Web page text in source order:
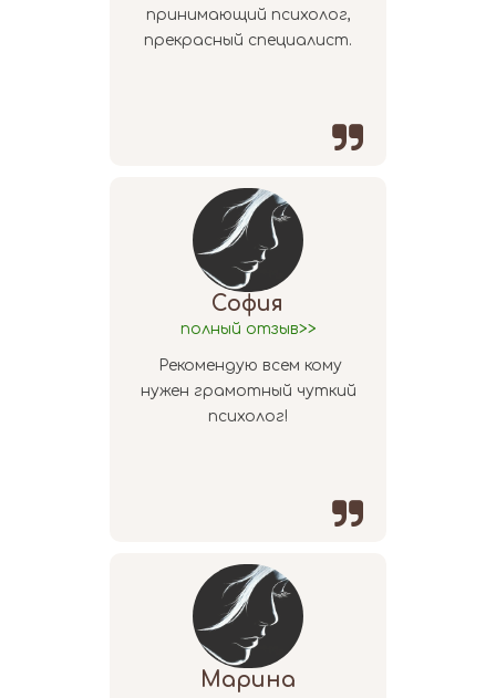
принимающий психолог,
прекрасный специалист.

София
полный отзыв>>
Рекомендую всем кому
нужен грамотный чуткий
психолог!

Марина